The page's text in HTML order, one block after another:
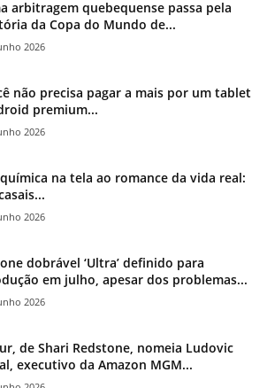
arbitragem quebequense passa pela
da Copa do Mundo de...
2026
não precisa pagar a mais por um tablet
premium...
2026
na tela ao romance da vida real:
2026
dobrável ‘Ultra’ definido para
em julho, apesar dos problemas...
2026
de Shari Redstone, nomeia Ludovic
executivo da Amazon MGM...